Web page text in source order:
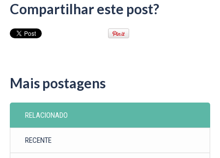
Compartilhar este post?
Mais postagens
RELACIONADO
RECENTE